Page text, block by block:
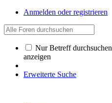
Anmelden oder registrieren
Nur Betreff durchsuchen
anzeigen
Erweiterte Suche